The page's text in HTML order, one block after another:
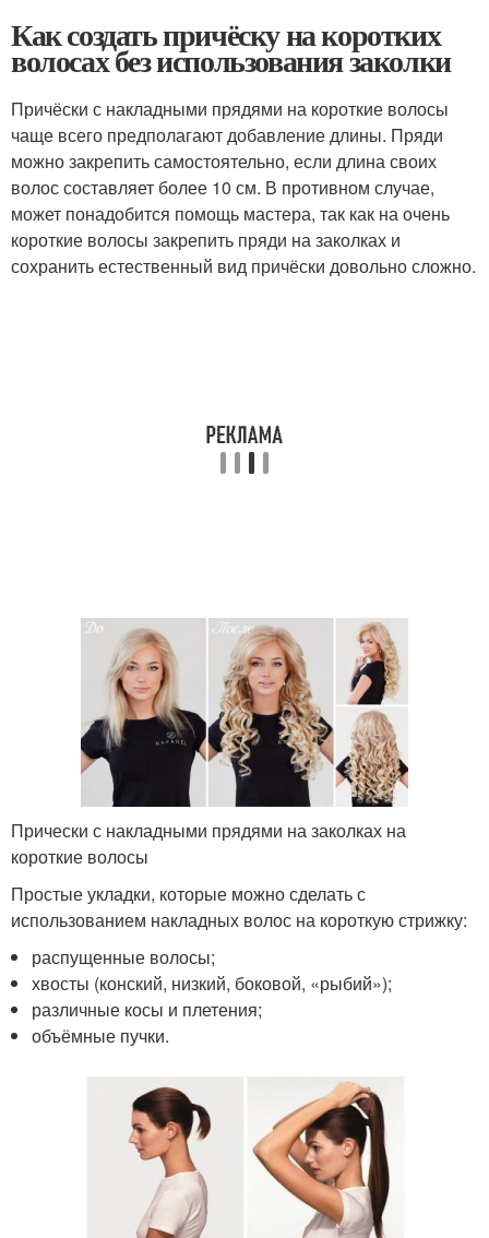
Как создать причёску на коротких
волосах без использования заколки
Причёски с накладными прядями на короткие волосы
чаще всего предполагают добавление длины. Пряди
можно закрепить самостоятельно, если длина своих
волос составляет более 10 см. В противном случае,
может понадобится помощь мастера, так как на очень
короткие волосы закрепить пряди на заколках и
сохранить естественный вид причёски довольно сложно.
Прически с накладными прядями на заколках на
короткие волосы
Простые укладки, которые можно сделать с
использованием накладных волос на короткую стрижку:
распущенные волосы;
хвосты (конский, низкий, боковой, «рыбий»);
различные косы и плетения;
объёмные пучки.